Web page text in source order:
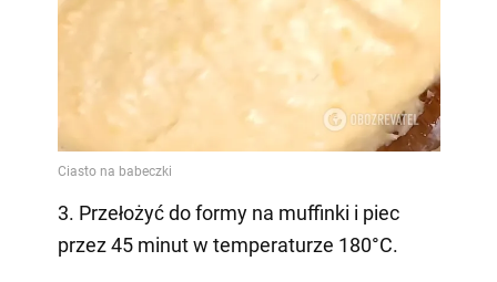
3. Przełożyć do formy na muffinki i piec
przez 45 minut w temperaturze 180°C.